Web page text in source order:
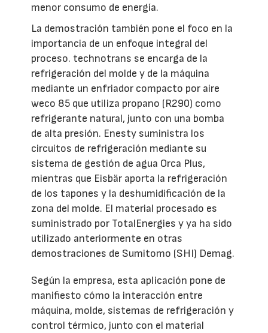
menor consumo de energía.
La demostración también pone el foco en la
importancia de un enfoque integral del
proceso. technotrans se encarga de la
refrigeración del molde y de la máquina
mediante un enfriador compacto por aire
weco 85 que utiliza propano (R290) como
refrigerante natural, junto con una bomba
de alta presión. Enesty suministra los
circuitos de refrigeración mediante su
sistema de gestión de agua Orca Plus,
mientras que Eisbär aporta la refrigeración
de los tapones y la deshumidificación de la
zona del molde. El material procesado es
suministrado por TotalEnergies y ya ha sido
utilizado anteriormente en otras
demostraciones de Sumitomo (SHI) Demag.
Según la empresa, esta aplicación pone de
manifiesto cómo la interacción entre
máquina, molde, sistemas de refrigeración y
control térmico, junto con el material